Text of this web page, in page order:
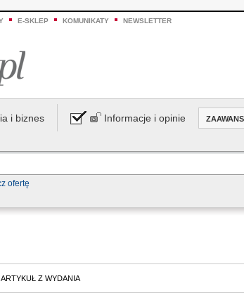
E-SKLEP KOMUNIKATY NEWSLETTER
i biznes Informacje i opinie
ofertę
Z WYDANIA